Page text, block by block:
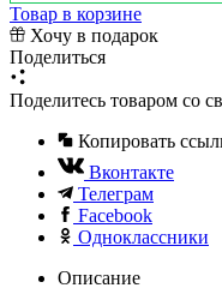
Товар в корзине
Хочу в подарок
Поделиться
Поделитесь товаром со
Копировать
Вконтакте
Телеграм
Facebook
Одноклассники
Описание